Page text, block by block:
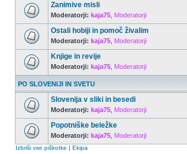
Zanimive misli
Moderatorji: kaja75 Moderatorji
Ostali hobiji in pomoč živalim
Moderatorji: kaja75 Moderatorji
Knjige in revije
Moderatorji: kaja75 Moderatorji
PO SLOVENIJI IN SVETU
Slovenija v sliki in besedi
Moderatorji: kaja75 Moderatorji
Popotniške beležke
Moderatorji: kaja75 Moderatorji
Izbriši vse piškotke | Ekipa